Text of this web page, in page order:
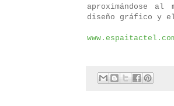
aproximándose al
diseño gráfico y